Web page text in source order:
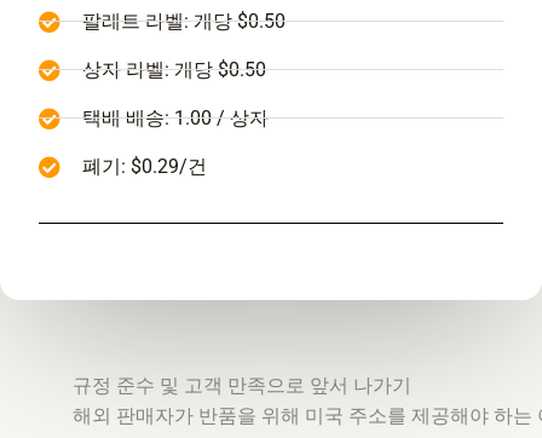
팔레트 라벨: 개당 $0.50
상자 라벨: 개당 $0.50
택배 배송: 1.00 / 상자
폐기: $0.29/건
규정 준수 및 고객 만족으로 앞서 나가기
해외 판매자가 반품을 위해 미국 주소를 제공해야 하는